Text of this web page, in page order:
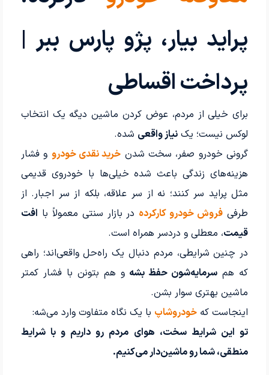
پراید بیار، پژو پارس ببر |
پرداخت اقساطی
برای خیلی از مردم، عوض کردن ماشین دیگه یک انتخاب
لوکس نیست؛ یک نیاز واقعی شده.
گرونی خودرو صفر، سخت شدن خرید نقدی خودرو و فشار
هزینه‌های زندگی باعث شده خیلی‌ها با خودروی قدیمی
مثل پراید سر کنند؛ نه از سر علاقه، بلکه از سر اجبار. از
طرفی فروش خودرو کارکرده در بازار سنتی معمولاً با افت
قیمت، معطلی و دردسر همراه است.
در چنین شرایطی، مردم دنبال یک راه‌حل واقعی‌اند؛ راهی
که هم سرمایه‌شون حفظ بشه و هم بتونن با فشار کمتر
ماشین بهتری سوار بشن.
اینجاست که خودروشاپ با یک نگاه متفاوت وارد می‌شه:
تو این شرایط سخت، هوای مردم رو داریم و با شرایط
منطقی، شما رو ماشین‌دار می‌کنیم.